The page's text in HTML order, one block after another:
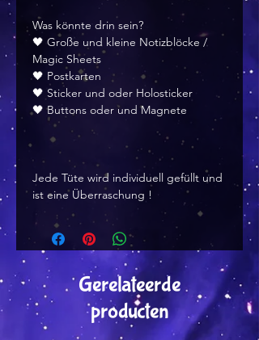
Was könnte drin sein?
🖤 Große und kleine Notizblöcke /
Magic Sheets
🖤 Postkarten
🖤 Sticker und oder Holosticker
🖤 Buttons oder und Magnete
Jede Tüte wird individuell gefüllt und
ist eine Überraschung !
Gerelateerde
producten